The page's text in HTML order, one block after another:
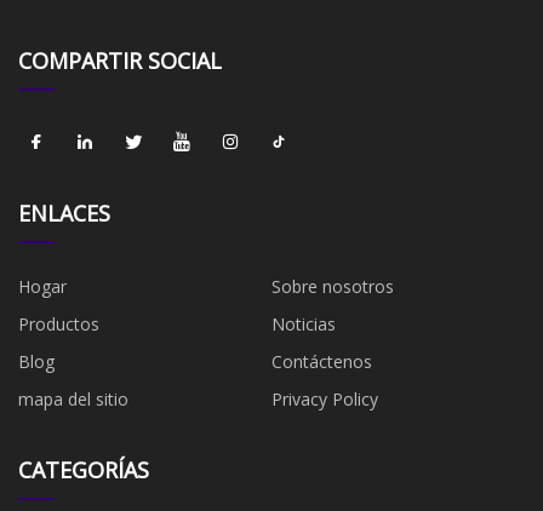
COMPARTIR SOCIAL
ENLACES
Hogar
Sobre nosotros
Productos
Noticias
Blog
Contáctenos
mapa del sitio
Privacy Policy
CATEGORÍAS